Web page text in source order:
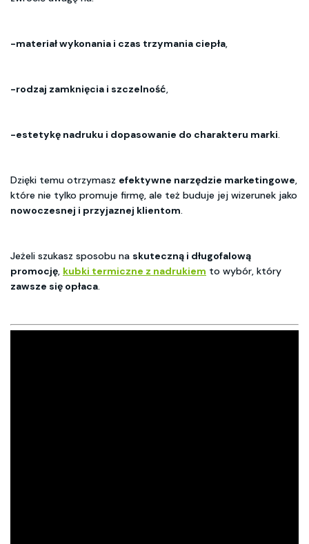
-materiał wykonania i czas trzymania ciepła,
-rodzaj zamknięcia i szczelność,
-estetykę nadruku i dopasowanie do charakteru marki.
Dzięki temu otrzymasz efektywne narzędzie marketingowe,
które nie tylko promuje firmę, ale też buduje jej wizerunek jako
nowoczesnej i przyjaznej klientom.
Jeżeli szukasz sposobu na skuteczną i długofalową
promocję, kubki termiczne z nadrukiem to wybór, który
zawsze się opłaca.